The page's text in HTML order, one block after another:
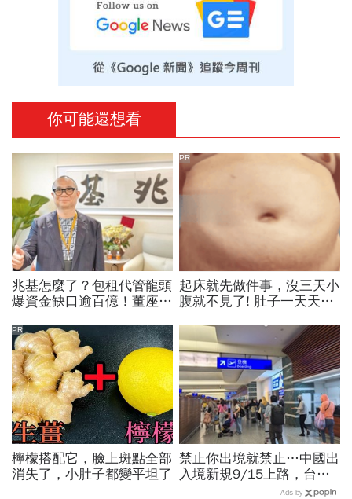
你可能還想看
兆基怎麼了？包租代管龍頭
爆資金缺口逾百億！董座閃
187人組自救會，公司最新
聲明
起床就先做件事，沒三天小
腹就不見了! 肚子一天天變
PR
檸檬搭配它，臉上斑點全部
消失了，小肚子都變平坦了
PR
禁止你出境就禁止…中國出
入境新規9/15上路，台灣
人小心「有去無回」？4種
Ads by